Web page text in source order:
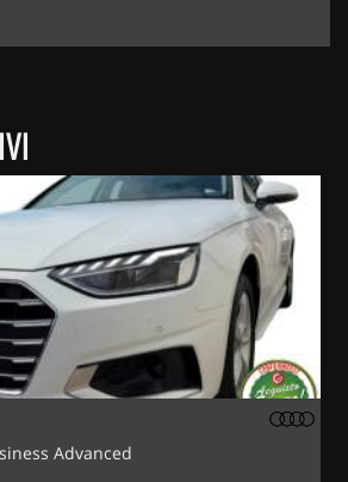
Advanced